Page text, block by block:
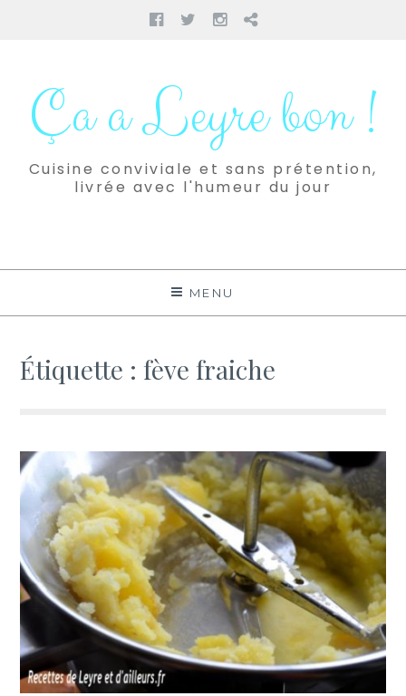
Facebook
TwitterInstagram
Pinterest
contenuÇa a Leyre bon !
Cuisine conviviale et sans prétention,
livrée avec l'humeur du jour
MENU
Étiquette :fève fraiche